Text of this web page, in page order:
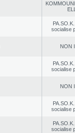
socialise
NON
socialise
NON
socialise
socialise